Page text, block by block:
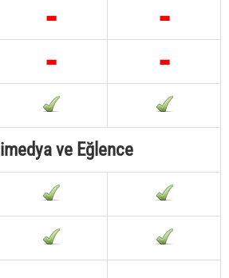
ve Eğlence